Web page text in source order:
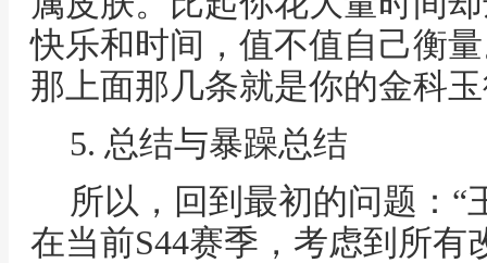
快乐和时间，值不值自己衡
那上面那几条就是你的金科
5. 总结与暴躁总结
所以，回到最初的问题：“
在当前S44赛季，考虑到所